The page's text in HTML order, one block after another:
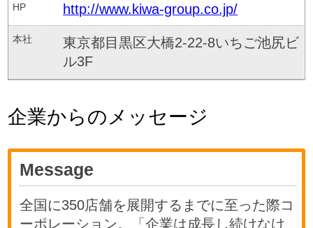
HP http://www.kiwa-group.co.jp/
本社
東京都目黒区大橋2-22-8いちご池尻ビ
ル3F
企業からのメッセージ
Message
全国に350店舗を展開するまでに至った際コ
ーポレーション。「企業は成長し続けなけ